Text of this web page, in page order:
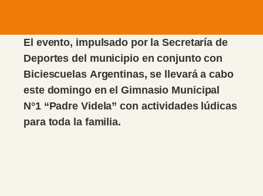
El evento, impulsado por la Secretaría de
Deportes del municipio en conjunto con
Biciescuelas Argentinas, se llevará a cabo
este domingo en el Gimnasio Municipal
N°1 “Padre Videla” con actividades lúdicas
para toda la familia.